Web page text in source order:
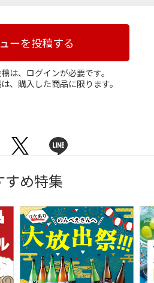
ーを投稿する
は、ログインが必要です。
、購入した商品に限ります。
すめ特集